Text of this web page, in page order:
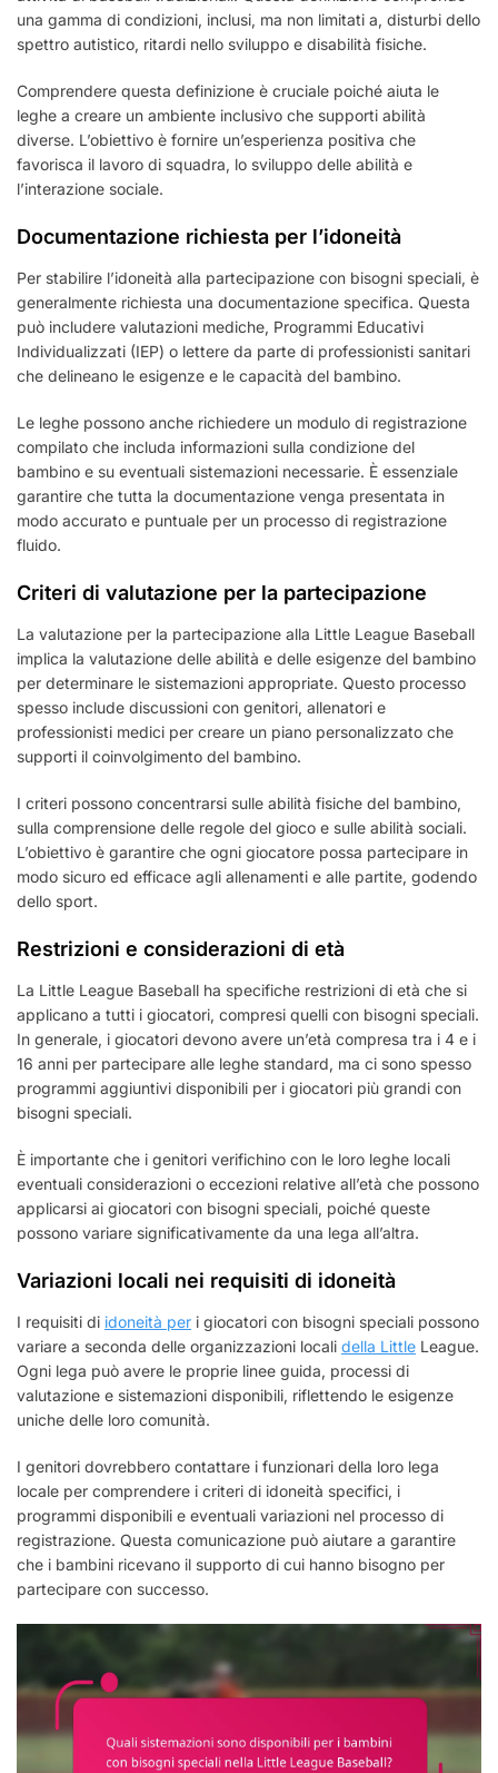
una gamma di condizioni, inclusi, ma non limitati a, disturbi dello
spettro autistico, ritardi nello sviluppo e disabilità fisiche.
Comprendere questa definizione è cruciale poiché aiuta le
leghe a creare un ambiente inclusivo che supporti abilità
diverse. L’obiettivo è fornire un’esperienza positiva che
favorisca il lavoro di squadra, lo sviluppo delle abilità e
l’interazione sociale.
Documentazione richiesta per l’idoneità
Per stabilire l’idoneità alla partecipazione con bisogni speciali, è
generalmente richiesta una documentazione specifica. Questa
può includere valutazioni mediche, Programmi Educativi
Individualizzati (IEP) o lettere da parte di professionisti sanitari
che delineano le esigenze e le capacità del bambino.
Le leghe possono anche richiedere un modulo di registrazione
compilato che includa informazioni sulla condizione del
bambino e su eventuali sistemazioni necessarie. È essenziale
garantire che tutta la documentazione venga presentata in
modo accurato e puntuale per un processo di registrazione
fluido.
Criteri di valutazione per la partecipazione
La valutazione per la partecipazione alla Little League Baseball
implica la valutazione delle abilità e delle esigenze del bambino
per determinare le sistemazioni appropriate. Questo processo
spesso include discussioni con genitori, allenatori e
professionisti medici per creare un piano personalizzato che
supporti il coinvolgimento del bambino.
I criteri possono concentrarsi sulle abilità fisiche del bambino,
sulla comprensione delle regole del gioco e sulle abilità sociali.
L’obiettivo è garantire che ogni giocatore possa partecipare in
modo sicuro ed efficace agli allenamenti e alle partite, godendo
dello sport.
Restrizioni e considerazioni di età
La Little League Baseball ha specifiche restrizioni di età che si
applicano a tutti i giocatori, compresi quelli con bisogni speciali.
In generale, i giocatori devono avere un’età compresa tra i 4 e i
16 anni per partecipare alle leghe standard, ma ci sono spesso
programmi aggiuntivi disponibili per i giocatori più grandi con
bisogni speciali.
È importante che i genitori verifichino con le loro leghe locali
eventuali considerazioni o eccezioni relative all’età che possono
applicarsi ai giocatori con bisogni speciali, poiché queste
possono variare significativamente da una lega all’altra.
Variazioni locali nei requisiti di idoneità
I requisiti di idoneità per i giocatori con bisogni speciali possono
variare a seconda delle organizzazioni locali della Little League.
Ogni lega può avere le proprie linee guida, processi di
valutazione e sistemazioni disponibili, riflettendo le esigenze
uniche delle loro comunità.
I genitori dovrebbero contattare i funzionari della loro lega
locale per comprendere i criteri di idoneità specifici, i
programmi disponibili e eventuali variazioni nel processo di
registrazione. Questa comunicazione può aiutare a garantire
che i bambini ricevano il supporto di cui hanno bisogno per
partecipare con successo.